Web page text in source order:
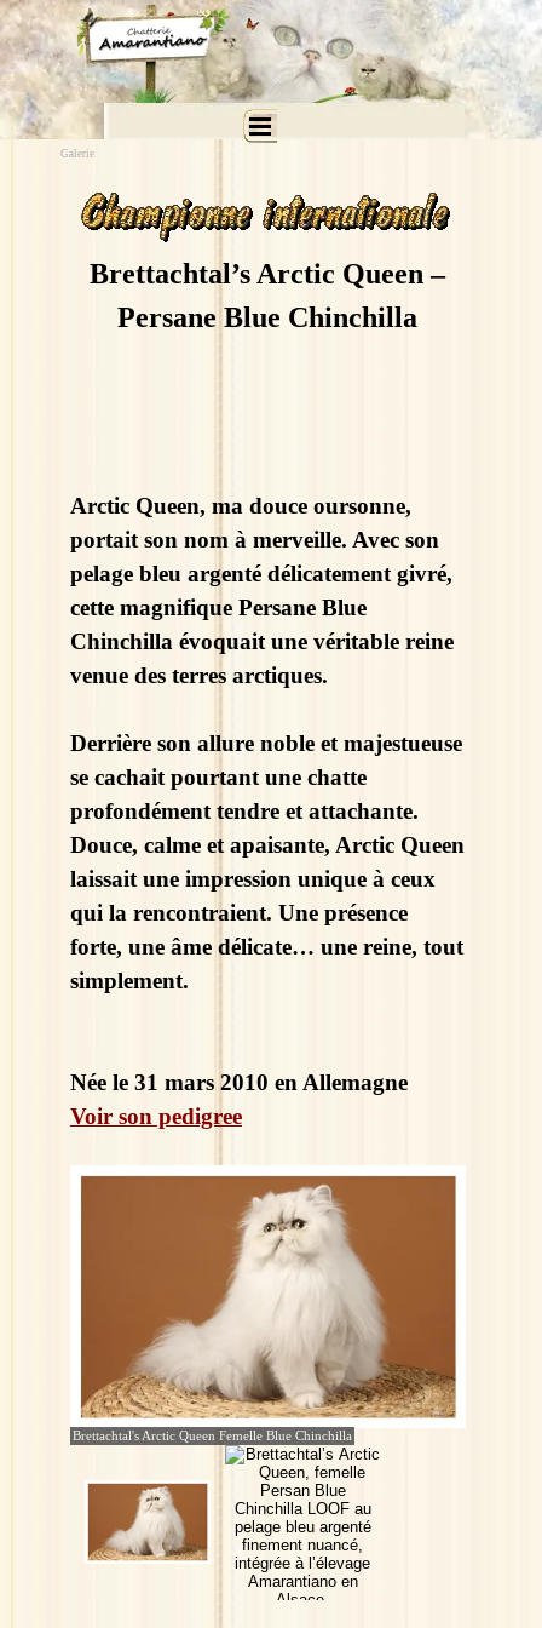
Aller au contenu
Sauter le menu
Galerie
Brettachtal’s Arctic Queen –
Persane Blue Chinchilla
Arctic Queen, ma douce oursonne,
portait son nom à merveille. Avec son
pelage bleu argenté délicatement givré,
cette magnifique Persane Blue
Chinchilla évoquait une véritable reine
venue des terres arctiques.
Derrière son allure noble et majestueuse
se cachait pourtant une chatte
profondément tendre et attachante.
Douce, calme et apaisante, Arctic Queen
laissait une impression unique à ceux
qui la rencontraient. Une présence
forte, une âme délicate… une reine, tout
simplement.
Née le 31 mars 2010 en Allemagne
Voir son pedigree
Brettachtal's Arctic Queen Femelle Blue Chinchilla